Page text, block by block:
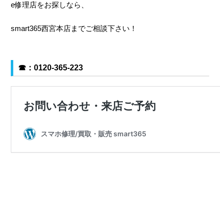
e修理店をお探しなら、
smart365西宮本店までご相談下さい！
☎ ：0120-365-223